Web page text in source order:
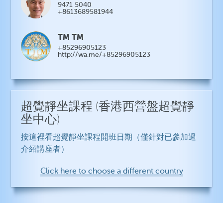
9471 5040
+8613689581944
TM TM
+85296905123
http://wa.me/+85296905123
超覺靜坐課程 (香港西營盤超覺靜
坐中心)
按這裡看超覺靜坐課程開班日期（僅針對已參加過
介紹講座者）
Click here to choose a different country